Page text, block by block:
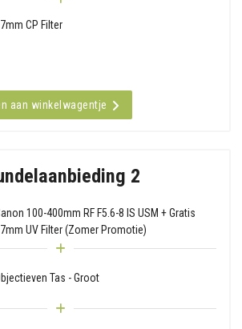
CP Filter
aan winkelwagentje
2
100-400mm RF F5.6-8 IS USM + Gratis
UV Filter (Zomer Promotie)
Tas - Groot